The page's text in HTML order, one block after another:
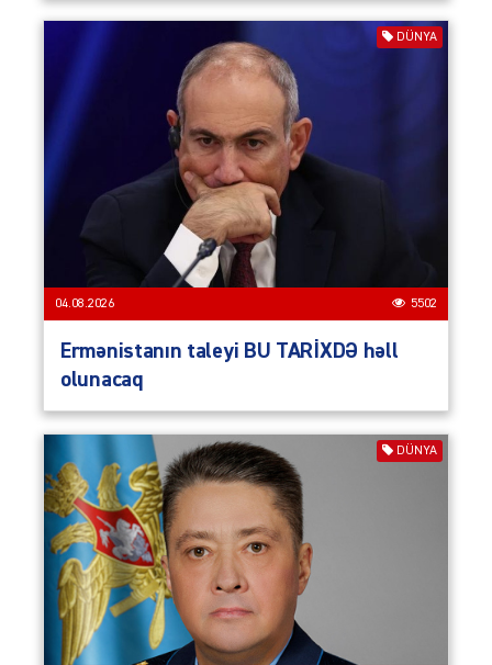
DÜNYA
04.08.2026 5502
Ermənistanın taleyi BU TARİXDƏ həll
olunacaq
DÜNYA